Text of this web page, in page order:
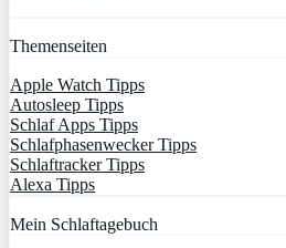
Themenseiten
Apple Watch Tipps
Autosleep Tipps
Schlaf Apps Tipps
Schlafphasenwecker Tipps
Schlaftracker Tipps
Alexa Tipps
Mein Schlaftagebuch